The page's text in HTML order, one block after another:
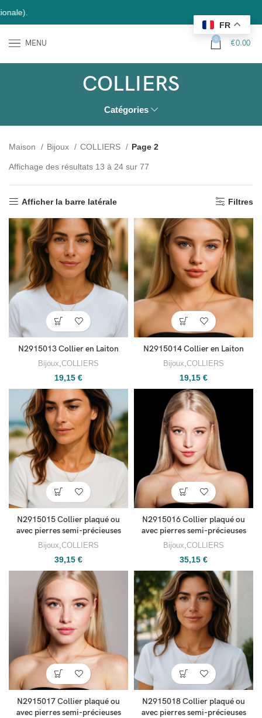
MENU 0 €0.00
COLLIERS
Catégories
Maison Bijoux COLLIERS Page 2
Affichage des résultats 13 à 24 sur 77
Afficher la barre latérale Filtres
N2915013 Collier en Laiton
Bijoux COLLIERS
19,15 €
N2915014 Collier en Laiton
Bijoux COLLIERS
19,15 €
N2915015 Collier plaqué ou
avec pierres semi-précieuses
Bijoux COLLIERS
39,15 €
N2915016 Collier plaqué ou
avec pierres semi-précieuses
Bijoux COLLIERS
35,15 €
N2915017 Collier plaqué ou
avec pierres semi-précieuses
N2915018 Collier plaqué ou
avec pierres semi-précieuses
FR